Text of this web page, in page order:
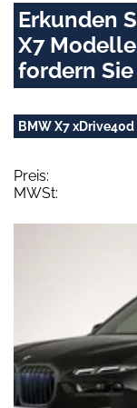
Erkunden
X7
fordern
BMW X7 xDrive40d
Preis:
MWSt: